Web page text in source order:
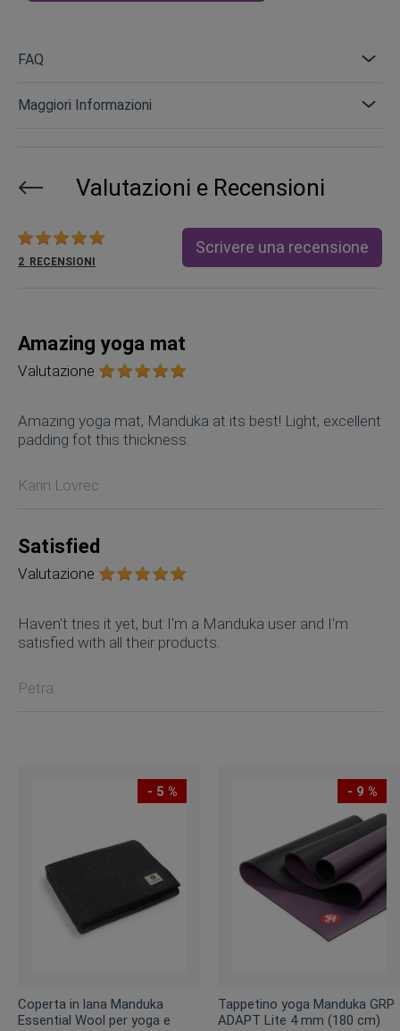
FAQ
Maggiori Informazioni
Valutazioni e Recensioni
Valutazione:
2 RECENSIONI
Scrivere una recensione
Amazing yoga mat
Valutazione
Amazing yoga mat, Manduka at its best! Light, excellent
padding fot this thickness.
Karin Lovrec
Satisfied
Valutazione
Haven't tries it yet, but I'm a Manduka user and I'm
satisfied with all their products.
Petra
- 5 %
Coperta in lana Manduka
Essential Wool per yoga e
- 9 %
Tappetino yoga Manduka GRP
ADAPT Lite 4 mm (180 cm)